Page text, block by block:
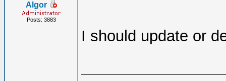
Algor
Posts: 3883
I should update or